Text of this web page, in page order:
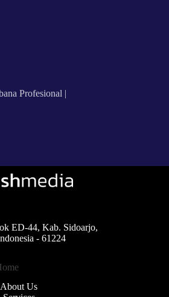
Profesional |
ED-44, Kab. Sidoarjo,
- 61224
About Us